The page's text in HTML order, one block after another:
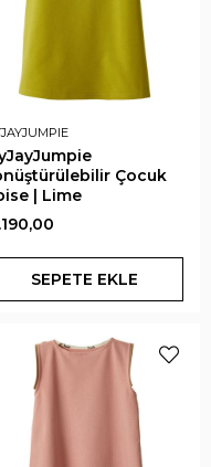
Çocuk
| Lime
SEPETE EKLE